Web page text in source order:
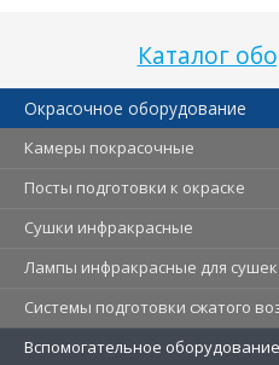
Каталог
Окрасочное оборудование
Камеры покрасочные
Посты подготовки к окраске
Сушки инфракрасные
Лампы инфракрасные для сушек
Системы подготовки сжатого
Вспомогательное оборудование